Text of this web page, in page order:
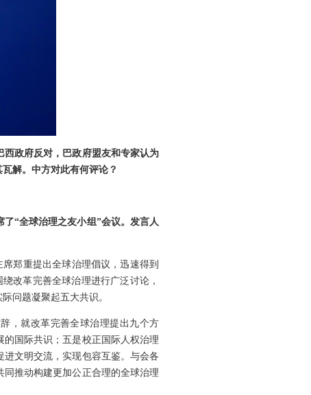
西政府反对，巴政府盟友和专家认为
解。中方对此有何评论？
“全球治理之友小组”会议。发言人
郑重提出全球治理倡议，迅速得到
改革完善全球治理进行广泛讨论，
问题凝聚起五大共识。
，就改革完善全球治理提出九个方
国际共识；五是校正国际人权治理
文明交流，实现包容互鉴。与会各
推动构建更加公正合理的全球治理